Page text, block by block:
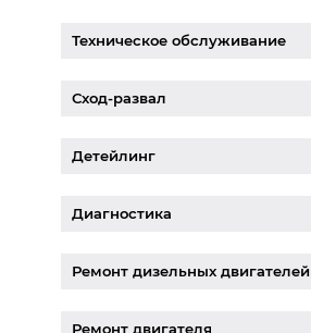
Техническое обслуживание
Сход-развал
Детейлинг
Диагностика
Ремонт дизельных двигателей
Ремонт двигателя